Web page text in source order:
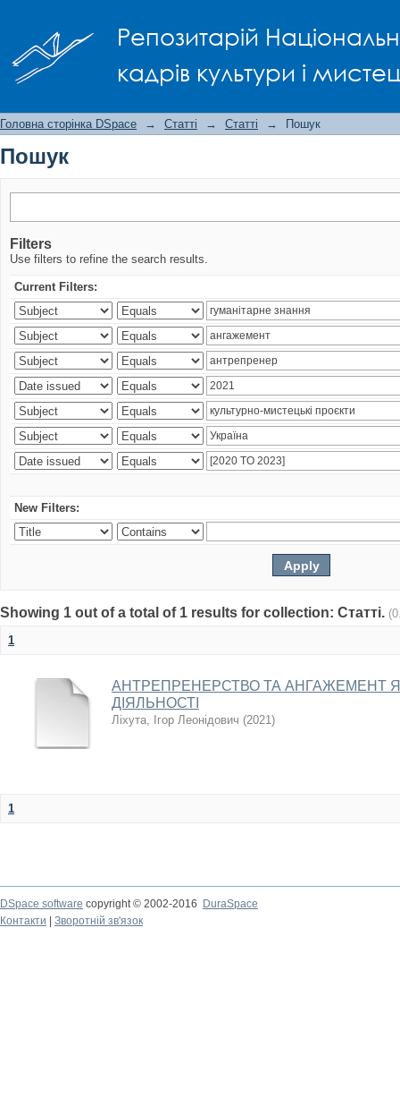
Репозитарій
кадрів культури і
Головна сторінка DSpace → Статті → Статті → Пошук
Пошук
Filters
Use filters to refine the search results.
Current Filters:
New Filters:
Showing 1 out of a total of 1 results for collection: Статті.
1
АНТРЕПРЕНЕРСТВО ТА АНГАЖЕМЕНТ
ДІЯЛЬНОСТІ
Ліхута, Ігор Леонідович (2021)
1
DSpace software copyright © 2002-2016
DuraSpace
Контакти
Зворотній зв'язок